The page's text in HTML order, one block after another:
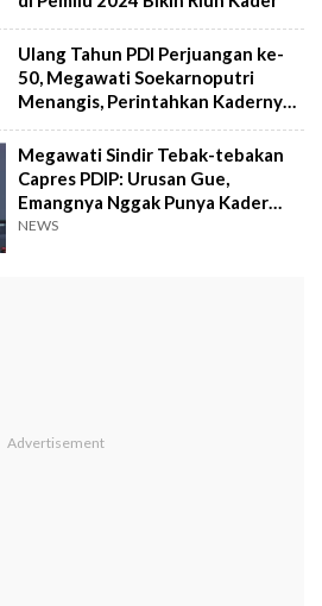
Ulang Tahun PDI Perjuangan ke-
50, Megawati Soekarnoputri
Menangis, Perintahkan Kadernya
Turun ke Bawah
Megawati Sindir Tebak-tebakan
Capres PDIP: Urusan Gue,
Emangnya Nggak Punya Kader
Sendiri?
NEWS